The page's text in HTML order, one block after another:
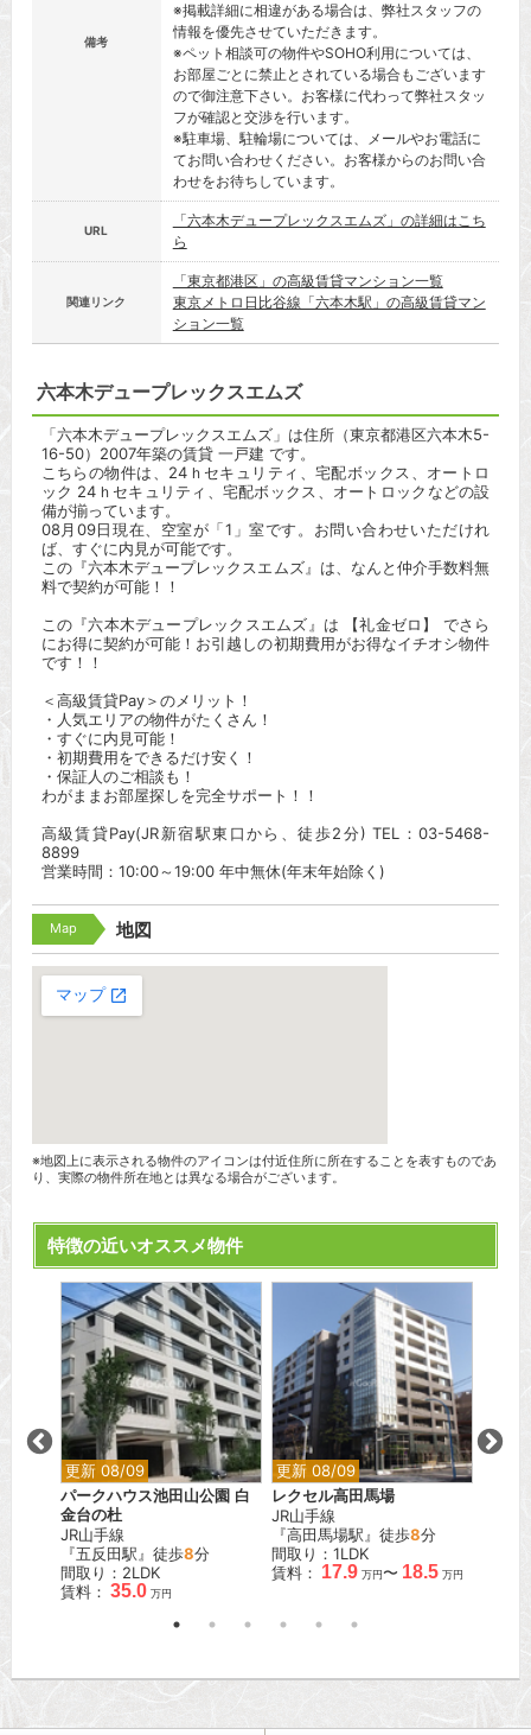
備考
※掲載詳細に相違がある場合は、弊社スタッフの
情報を優先させていただきます。
※ペット相談可の物件やSOHO利用については、
お部屋ごとに禁止とされている場合もございます
ので御注意下さい。お客様に代わって弊社スタッ
フが確認と交渉を行います。
※駐車場、駐輪場については、メールやお電話に
てお問い合わせください。お客様からのお問い合
わせをお待ちしています。
URL
「六本木デュープレックスエムズ」の詳細はこち
ら
関連リンク
「東京都港区」の高級賃貸マンション一覧
東京メトロ日比谷線「六本木駅」の高級賃貸マン
ション一覧
六本木デュープレックスエムズ
「六本木デュープレックスエムズ」は住所（東京都港区六本木5-
16-50）2007年築の賃貸 一戸建 です。
こちらの物件は、24ｈセキュリティ、宅配ボックス、オートロ
ック 24ｈセキュリティ、宅配ボックス、オートロックなどの設
備が揃っています。
08月09日現在、空室が「1」室です。お問い合わせいただけれ
ば、すぐに内見が可能です。
この『六本木デュープレックスエムズ』は、なんと仲介手数料無
料で契約が可能！！
この『六本木デュープレックスエムズ』は 【礼金ゼロ】 でさら
にお得に契約が可能！お引越しの初期費用がお得なイチオシ物件
です！！
＜高級賃貸Pay＞のメリット！
・人気エリアの物件がたくさん！
・すぐに内見可能！
・初期費用をできるだけ安く！
・保証人のご相談も！
わがままお部屋探しを完全サポート！！
高級賃貸Pay(JR新宿駅東口から、徒歩2分) TEL：03-5468-
8899
営業時間：10:00～19:00 年中無休(年末年始除く)
Map 地図
※地図上に表示される物件のアイコンは付近住所に所在することを表すものであ
り、実際の物件所在地とは異なる場合がございます。
特徴の近いオススメ物件
更新 08/09
パークハウス池田山公園 白
金台の杜
JR山手線
『五反田駅』徒歩8分
間取り：2LDK
賃料： 35.0 万円
更新 08/09
レクセル高田馬場
JR山手線
『高田馬場駅』徒歩8分
間取り：1LDK
賃料： 17.9 万円〜 18.5 万円